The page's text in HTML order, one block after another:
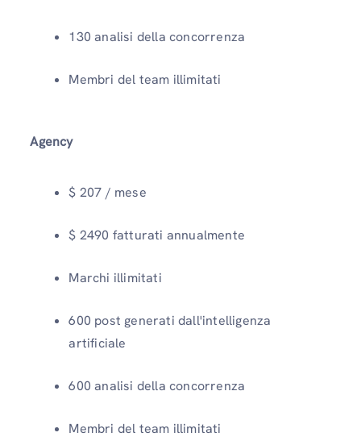
130 analisi della concorrenza
Membri del team illimitati
Agency
$ 207 / mese
$ 2490 fatturati annualmente
Marchi illimitati
600 post generati dall'intelligenza
artificiale
600 analisi della concorrenza
Membri del team illimitati